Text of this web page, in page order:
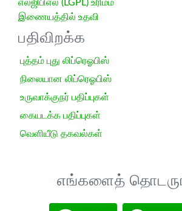
எல்ஜிபிஎல் (LGPL) உரிமம்
இணையத்தில் உதவி
பதிவிறக்க
புத்தம் புது லிப்ரெஓபிஸ்
நிலையான லிப்ரெஓபிஸ்
உருவாக்குநர் பதிப்புகள்
கையடக்க பதிப்புகள்
வெளியீடு தகவல்கள்
எங்களைத்